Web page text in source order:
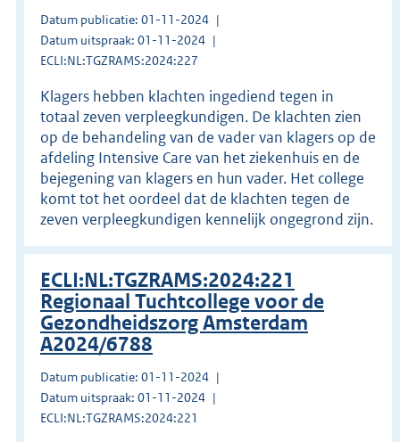
Datum publicatie: 01-11-2024
Datum uitspraak: 01-11-2024
ECLI:NL:TGZRAMS:2024:227
Klagers hebben klachten ingediend tegen in
totaal zeven verpleegkundigen. De klachten zien
op de behandeling van de vader van klagers op de
afdeling Intensive Care van het ziekenhuis en de
bejegening van klagers en hun vader. Het college
komt tot het oordeel dat de klachten tegen de
zeven verpleegkundigen kennelijk ongegrond zijn.
ECLI:NL:TGZRAMS:2024:221
Regionaal Tuchtcollege voor de
Gezondheidszorg Amsterdam
A2024/6788
Datum publicatie: 01-11-2024
Datum uitspraak: 01-11-2024
ECLI:NL:TGZRAMS:2024:221